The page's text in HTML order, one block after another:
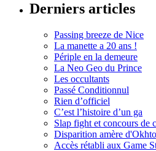
Derniers articles
Passing breeze de Nice
La manette a 20 ans !
Périple en la demeure
La Neo Geo du Prince
Les occultants
Passé Conditionnul
Rien d’officiel
C’est l’histoire d’un ga
Slap fight et concours de
Disparition amère
Accès rétabli aux Game